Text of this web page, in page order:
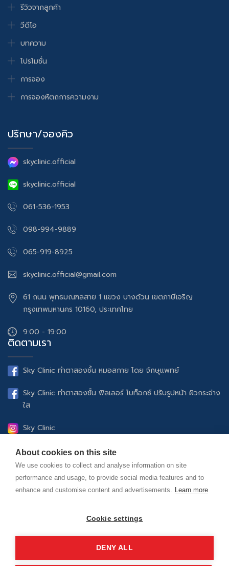
About cookies on this site
We use cookies to collect and analyse information on site
performance and usage, to provide social media features and to
enhance and customise content and advertisements. Learn more
Cookie settings
DENY ALL
รีวิวจากลูกค้า
วีดีโอ
บทความ
โปรโมชั่น
การจอง
การจองหัตถการความงาม
ปรึกษา/จองคิว
skyclinic.official
skyclinic.official
061-536-1953
098-994-9889
065-919-8925
skyclinic.official@gmail.com
61 ถนน พุทธมณฑลสาย 1 แขวง บางด้วน เขตภาษีเจริญ
กรุงเทพมหานคร 10160, ประเทศไทย
9:00 - 19:00
ติดตามเรา
Sky Clinic ทำตาสองชั้น หมอสกาย โดย จักษุแพทย์
Sky Clinic ทำตาสองชั้น ฟิลเลอร์ โบท็อกซ์ ปรับรูปหน้า ผิวกระจ่าง
ใส
Sky Clinic
UltheraSPT ยกกระชับปรับรูปหน้า ฟิลเลอร์ โบท็อกซ์ ดูแลผิว
พรรณ
Sky Clinic Official